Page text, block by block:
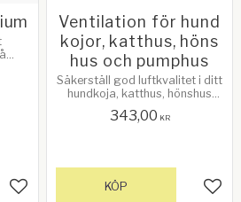
Lägg till i favoriter
Ventilation för hund
kojor, katthus, höns
hus och pumphus
Säkerställ god luftkvalitet i ditt
hundkoja, katthus, hönshus
dubbel) med vår högkvalitativa
343,00 KR
KÖP